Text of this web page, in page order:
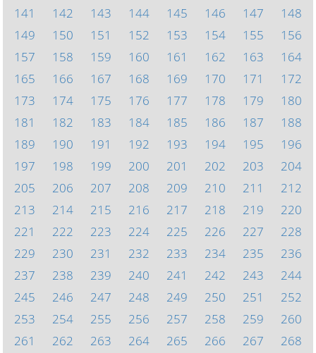
141
142 143 144 145 146 147
148
149
150 151 152 153 154 155
156
157
158 159 160 161 162 163
164
165
166 167 168 169 170 171
172
173
174 175 176 177 178 179
180
181
182 183 184 185 186 187
188
189
190 191 192 193 194 195
196
197
198 199 200 201 202 203
204
205
206 207 208 209 210 211
212
213
214 215 216 217 218 219
220
221
222 223 224 225 226 227
228
229
230 231 232 233 234 235
236
237
238 239 240 241 242 243
244
245
246 247 248 249 250 251
252
253
254 255 256 257 258 259
260
261
262 263 264 265 266 267
268